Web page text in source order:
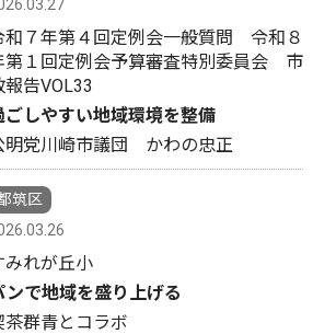
和７年第４回定例会一般質問 令和８
第１回定例会予算審査特別委員会 市
報告VOL33
ごしやすい地域環境を整備
明党川崎市議団 かわの忠正
筑区
みれが丘小
ンで地域を盛り上げる
茶群青とコラボ